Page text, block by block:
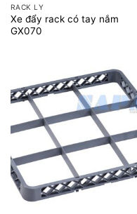
RACK LY
Xe đẩy rack có tay nắm
GX070